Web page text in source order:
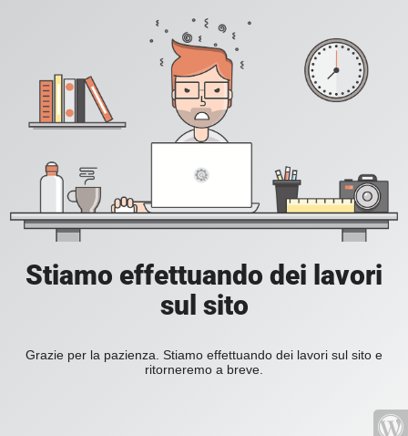
Stiamo effettuando dei lavori
sul sito
Grazie per la pazienza. Stiamo effettuando dei lavori sul sito e
ritorneremo a breve.